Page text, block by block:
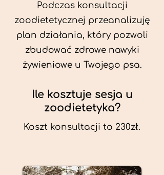
Podczas konsultacji
zoodietetycznej przeanalizuję
plan działania, który pozwoli
zbudować zdrowe nawyki
żywieniowe u Twojego psa.
Ile kosztuje sesja u
zoodietetyka?
Koszt konsultacji to 230zł.